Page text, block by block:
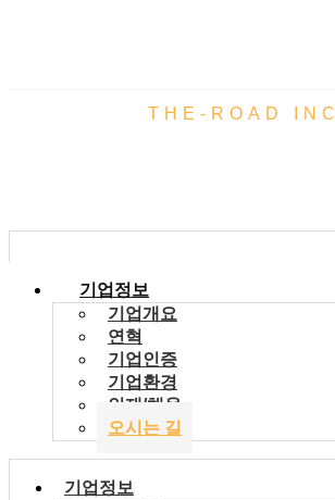
THE-ROAD INC
기업정보
기업개요
연혁
기업인증
기업환경
인재/채용
오시는 길
기업정보